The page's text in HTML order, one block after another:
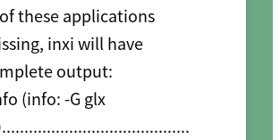
these applications
inxi will have
output:
(info: -G glx